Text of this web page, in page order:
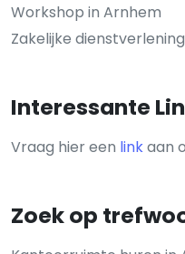
Workshop in Arnhem
Zakelijke
Interessante
Vraag hier een linkaan
Zoek op